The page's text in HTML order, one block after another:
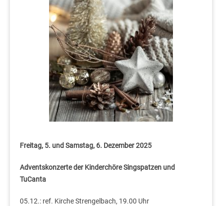
Freitag, 5. und Samstag, 6. Dezember 2025
Adventskonzerte der Kinderchöre Singspatzen und
TuCanta
05.12.: ref. Kirche Strengelbach, 19.00 Uhr